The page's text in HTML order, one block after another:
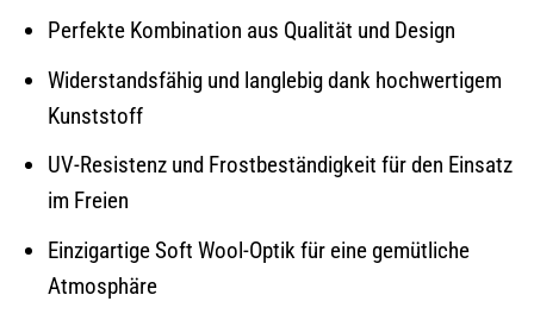
Perfekte Kombination aus Qualität und Design
Widerstandsfähig und langlebig dank hochwertigem
Kunststoff
UV-Resistenz und Frostbeständigkeit für den Einsatz
im Freien
Einzigartige Soft Wool-Optik für eine gemütliche
Atmosphäre